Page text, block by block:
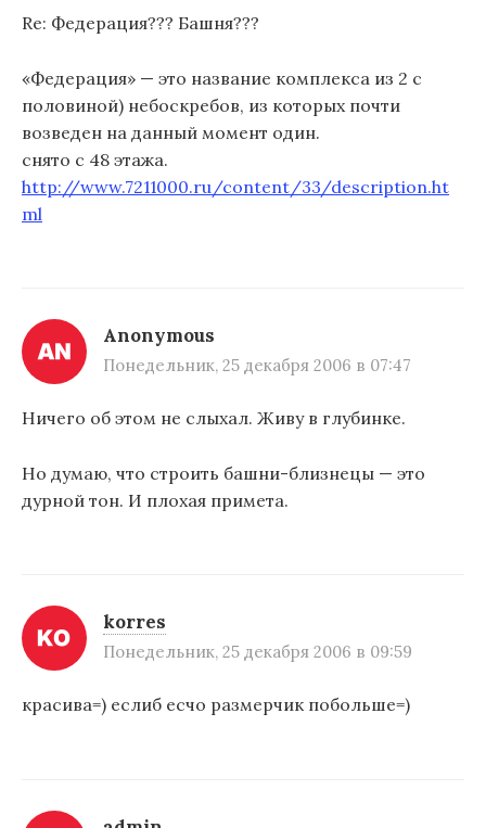
Re: Федерация??? Башня???
«Федерация» — это название комплекса из 2 с
половиной) небоскребов, из которых почти
возведен на данный момент один.
снято с 48 этажа.
http://www.7211000.ru/content/33/description.ht
ml
Anonymous
Понедельник, 25 декабря 2006 в 07:47
Ничего об этом не слыхал. Живу в глубинке.
Но думаю, что строить башни-близнецы — это
дурной тон. И плохая примета.
korres
Понедельник, 25 декабря 2006 в 09:59
красива=) еслиб есчо размерчик побольше=)